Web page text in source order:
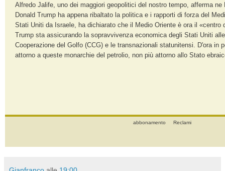
Alfredo Jalife, uno dei maggiori geopolitici del nostro tempo, afferma ne
Donald Trump ha appena ribaltato la politica e i rapporti di forza del
Stati Uniti da Israele, ha dichiarato che il Medio Oriente è ora il «centro
Trump sta assicurando la sopravvivenza economica degli Stati Uniti
Cooperazione del Golfo (CCG) e le transnazionali statunitensi. D'ora in
attorno a queste monarchie del petrolio, non più attorno allo Stato
abbonamento Reclami